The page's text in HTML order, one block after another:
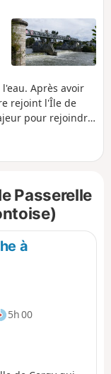
Après avoir
rejoint l'Île de
pour rejoindre
Sainte-
Passerelle
à
5h 00